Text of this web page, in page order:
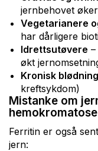
jernbehovet
Vegetarianere
har dårligere
Idrettsutøvere
økt
Kronisk blødning
kreftsykdom)
Mistanke om
hemokromatose
Ferritin er også
jern: